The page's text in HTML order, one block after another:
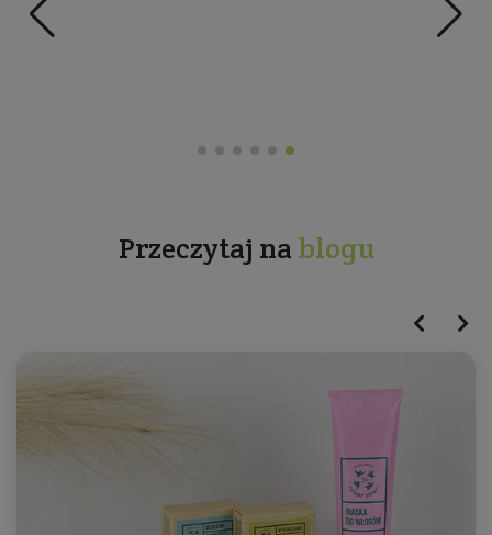
Przeczytaj na blogu